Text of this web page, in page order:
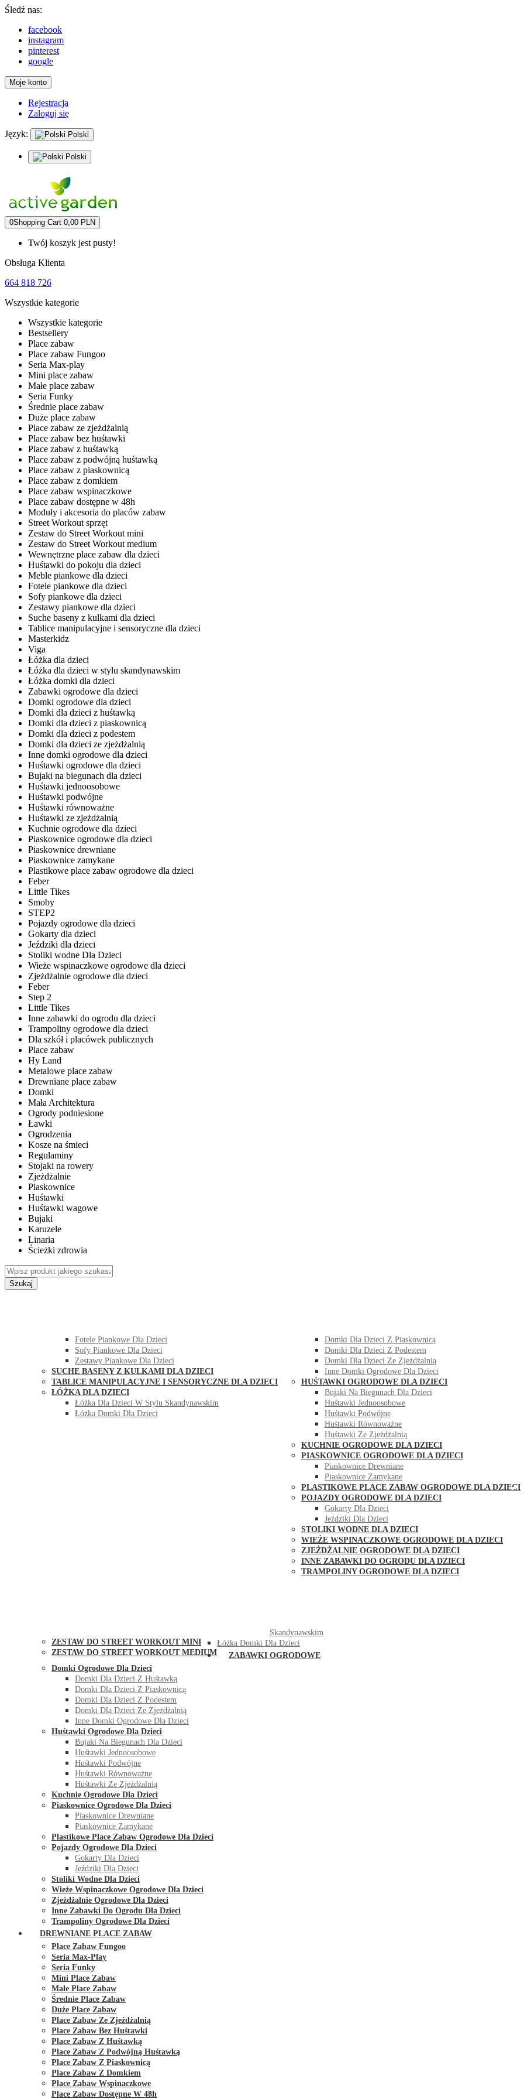
Śledź nas:
facebook
instagram
pinterest
google
Moje konto
Rejestracja
Zaloguj się
Język: Polski
Polski
0Shopping Cart 0,00 PLN
Twój koszyk jest pusty!
Obsługa Klienta
664 818 726
Wszystkie kategorie
Wszystkie kategorie
Bestsellery
Place zabaw
Place zabaw Fungoo
Seria Max-play
Mini place zabaw
Małe place zabaw
Seria Funky
Średnie place zabaw
Duże place zabaw
Place zabaw ze zjeżdżalnią
Place zabaw bez huśtawki
Place zabaw z huśtawką
Place zabaw z podwójną huśtawką
Place zabaw z piaskownicą
Place zabaw z domkiem
Place zabaw wspinaczkowe
Place zabaw dostępne w 48h
Moduły i akcesoria do placów zabaw
Street Workout sprzęt
Zestaw do Street Workout mini
Zestaw do Street Workout medium
Wewnętrzne place zabaw dla dzieci
Huśtawki do pokoju dla dzieci
Meble piankowe dla dzieci
Fotele piankowe dla dzieci
Sofy piankowe dla dzieci
Zestawy piankowe dla dzieci
Suche baseny z kulkami dla dzieci
Tablice manipulacyjne i sensoryczne dla dzieci
Masterkidz
Viga
Łóżka dla dzieci
Łóżka dla dzieci w stylu skandynawskim
Łóżka domki dla dzieci
Zabawki ogrodowe dla dzieci
Domki ogrodowe dla dzieci
Domki dla dzieci z huśtawką
Domki dla dzieci z piaskownicą
Domki dla dzieci z podestem
Domki dla dzieci ze zjeżdżalnią
Inne domki ogrodowe dla dzieci
Huśtawki ogrodowe dla dzieci
Bujaki na biegunach dla dzieci
Huśtawki jednoosobowe
Huśtawki podwójne
Huśtawki równoważne
Huśtawki ze zjeżdżalnią
Kuchnie ogrodowe dla dzieci
Piaskownice ogrodowe dla dzieci
Piaskownice drewniane
Piaskownice zamykane
Plastikowe place zabaw ogrodowe dla dzieci
Feber
Little Tikes
Smoby
STEP2
Pojazdy ogrodowe dla dzieci
Gokarty dla dzieci
Jeździki dla dzieci
Stoliki wodne Dla Dzieci
Wieże wspinaczkowe ogrodowe dla dzieci
Zjeżdżalnie ogrodowe dla dzieci
Feber
Step 2
Little Tikes
Inne zabawki do ogrodu dla dzieci
Trampoliny ogrodowe dla dzieci
Dla szkół i placówek publicznych
Place zabaw
Hy Land
Metalowe place zabaw
Drewniane place zabaw
Domki
Mała Architektura
Ogrody podniesione
Ławki
Ogrodzenia
Kosze na śmieci
Regulaminy
Stojaki na rowery
Zjeżdżalnie
Piaskownice
Huśtawki
Huśtawki wagowe
Bujaki
Karuzele
Linaria
Ścieżki zdrowia
Szukaj
Fotele Piankowe Dla Dzieci
Sofy Piankowe Dla Dzieci
Zestawy Piankowe Dla Dzieci
SUCHE BASENY Z KULKAMI DLA DZIECI
TABLICE MANIPULACYJNE I SENSORYCZNE DLA DZIECI
ŁÓŻKA DLA DZIECI
Łóżka Dla Dzieci W Stylu Skandynawskim
Łóżka Domki Dla Dzieci
Domki Dla Dzieci Z Piaskownicą
Domki Dla Dzieci Z Podestem
Domki Dla Dzieci Ze Zjeżdżalnią
Inne Domki Ogrodowe Dla Dzieci
HUŚTAWKI OGRODOWE DLA DZIECI
Bujaki Na Biegunach Dla Dzieci
Huśtawki Jednoosobowe
Huśtawki Podwójne
Huśtawki Równoważne
Huśtawki Ze Zjeżdżalnią
KUCHNIE OGRODOWE DLA DZIECI
PIASKOWNICE OGRODOWE DLA DZIECI
Piaskownice Drewniane
Piaskownice Zamykane
PLASTIKOWE PLACE ZABAW OGRODOWE DLA DZIECI
POJAZDY OGRODOWE DLA DZIECI
Gokarty Dla Dzieci
Jeździki Dla Dzieci
STOLIKI WODNE DLA DZIECI
WIEŻE WSPINACZKOWE OGRODOWE DLA DZIECI
ZJEŻDŻALNIE OGRODOWE DLA DZIECI
INNE ZABAWKI DO OGRODU DLA DZIECI
TRAMPOLINY OGRODOWE DLA DZIECI
ZESTAW DO STREET WORKOUT MINI
ZESTAW DO STREET WORKOUT MEDIUM
Skandynawskim
Łóżka Domki Dla Dzieci
ZABAWKI OGRODOWE
Domki Ogrodowe Dla Dzieci
Domki Dla Dzieci Z Huśtawką
Domki Dla Dzieci Z Piaskownicą
Domki Dla Dzieci Z Podestem
Domki Dla Dzieci Ze Zjeżdżalnią
Inne Domki Ogrodowe Dla Dzieci
Huśtawki Ogrodowe Dla Dzieci
Bujaki Na Biegunach Dla Dzieci
Huśtawki Jednoosobowe
Huśtawki Podwójne
Huśtawki Równoważne
Huśtawki Ze Zjeżdżalnią
Kuchnie Ogrodowe Dla Dzieci
Piaskownice Ogrodowe Dla Dzieci
Piaskownice Drewniane
Piaskownice Zamykane
Plastikowe Place Zabaw Ogrodowe Dla Dzieci
Pojazdy Ogrodowe Dla Dzieci
Gokarty Dla Dzieci
Jeździki Dla Dzieci
Stoliki Wodne Dla Dzieci
Wieże Wspinaczkowe Ogrodowe Dla Dzieci
Zjeżdżalnie Ogrodowe Dla Dzieci
Inne Zabawki Do Ogrodu Dla Dzieci
Trampoliny Ogrodowe Dla Dzieci
DREWNIANE PLACE ZABAW
Place Zabaw Fungoo
Seria Max-Play
Seria Funky
Mini Place Zabaw
Małe Place Zabaw
Średnie Place Zabaw
Duże Place Zabaw
Place Zabaw Ze Zjeżdżalnią
Place Zabaw Bez Huśtawki
Place Zabaw Z Huśtawką
Place Zabaw Z Podwójną Huśtawką
Place Zabaw Z Piaskownicą
Place Zabaw Z Domkiem
Place Zabaw Wspinaczkowe
Place Zabaw Dostępne W 48h